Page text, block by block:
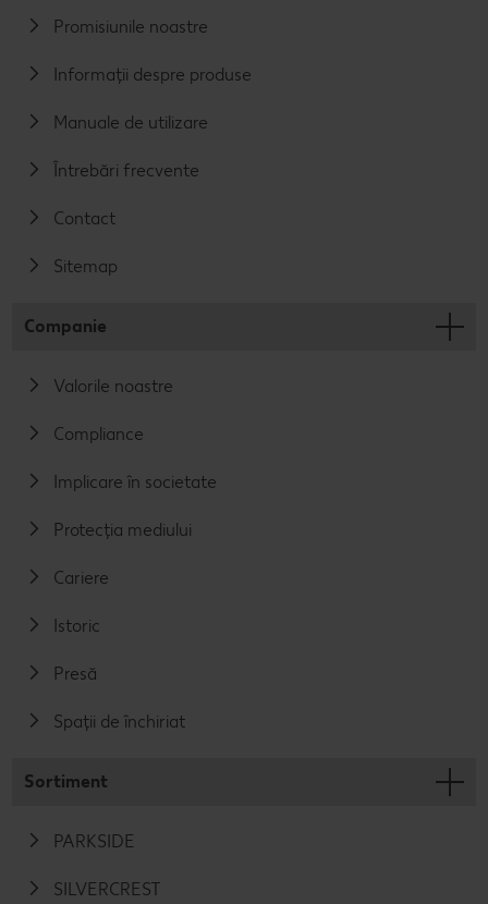
Promisiunile noastre
Informații despre produse
Manuale de utilizare
Întrebări frecvente
Contact
Sitemap
Companie
Valorile noastre
Compliance
Implicare în societate
Protecția mediului
Cariere
Istoric
Presă
Spații de închiriat
Sortiment
PARKSIDE
SILVERCREST